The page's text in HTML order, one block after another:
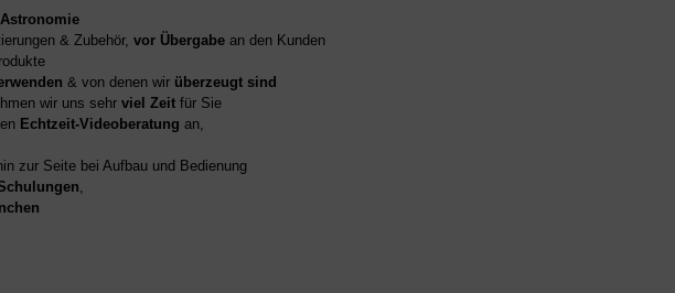
& Zubehör, vor Übergabe an den Kunden
& von denen wir überzeugt sind
wir uns sehr viel Zeit für Sie
Echtzeit-Videoberatung an,
zur Seite bei Aufbau und Bedienung